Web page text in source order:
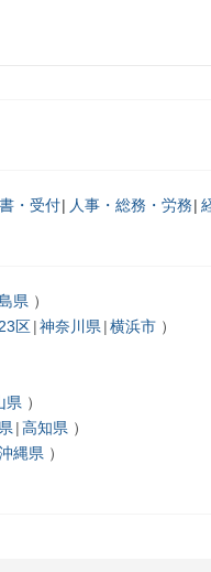
・受付 人事・総務・労務
県
区 神奈川県 横浜市
県
高知県
縄県